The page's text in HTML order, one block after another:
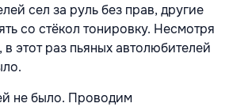
сел за руль без прав, другие
со стёкол тонировку. Несмотря
этот раз пьяных автолюбителей
не было. Проводим